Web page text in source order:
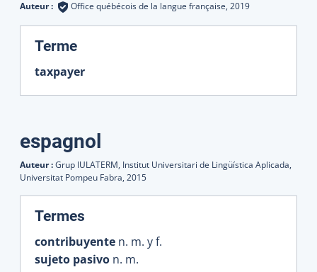
Auteur : Office québécois de la langue française, 2019
Terme:
taxpayer
espagnol
Auteur :Grup IULATERM, Institut Universitari de Lingüística Aplicada,
Universitat Pompeu Fabra, 2015
Termes
contribuyente n. m. y f.
sujeto pasivo n. m.